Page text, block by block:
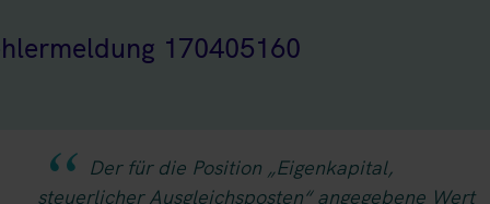
170405160
Der für die Position „Eigenkapital,
steuerlicher Ausgleichsposten“ angegebene Wert